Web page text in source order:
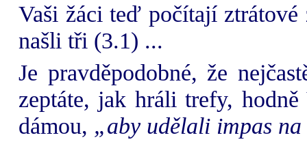
Vaši žáci teď počítají
našli tři (3.1) ...
Je pravděpodobné, že
zeptáte, jak hráli trefy,
dámou, „aby udělali impas